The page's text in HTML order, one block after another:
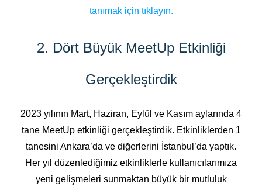
tanımak için tıklayın.
2. Dört Büyük MeetUp Etkinliği
Gerçekleştirdik
2023 yılının Mart, Haziran, Eylül ve Kasım aylarında 4
tane MeetUp etkinliği gerçekleştirdik. Etkinliklerden 1
tanesini Ankara’da ve diğerlerini İstanbul’da yaptık.
Her yıl düzenlediğimiz etkinliklerle kullanıcılarımıza
yeni gelişmeleri sunmaktan büyük bir mutluluk